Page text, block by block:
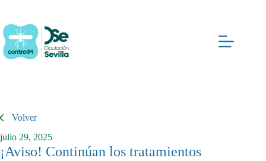
contenido
Volver
julio 29, 2025
¡Aviso! Continúan los tratamientos